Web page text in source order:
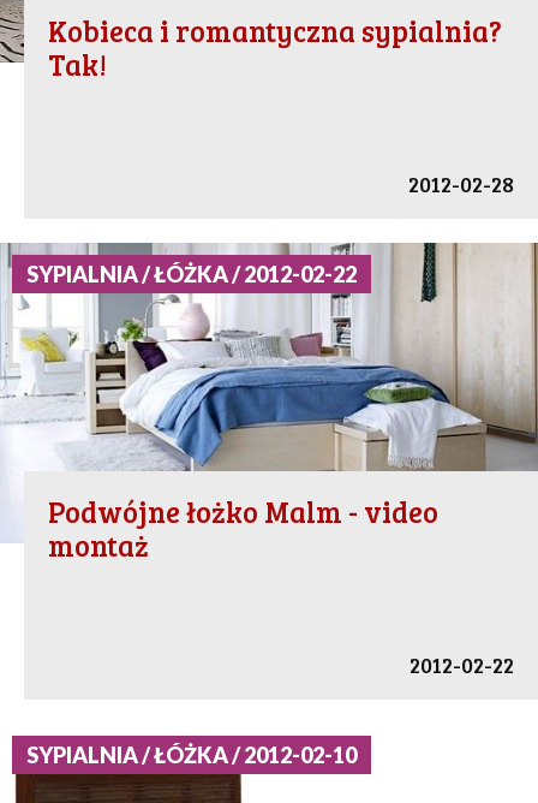
Kobieca i romantyczna sypialnia?
Tak!
2012-02-28
SYPIALNIA / ŁÓŻKA / 2012-02-22
Podwójne łożko Malm - video
montaż
2012-02-22
SYPIALNIA / ŁÓŻKA / 2012-02-10